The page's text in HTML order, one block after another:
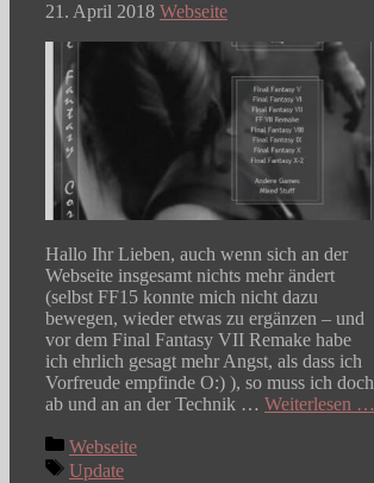
21. April 2018 Webseite
Hallo Ihr Lieben, auch wenn sich an der
Webseite insgesamt nichts mehr ändert
(selbst FF15 konnte mich nicht dazu
bewegen, wieder etwas zu ergänzen – und
vor dem Final Fantasy VII Remake habe
ich ehrlich gesagt mehr Angst, als dass ich
Vorfreude empfinde O:) ), so muss ich doch
ab und an an der Technik … Weiterlesen …
Kategorien
Webseite
Schlagwörter
Update